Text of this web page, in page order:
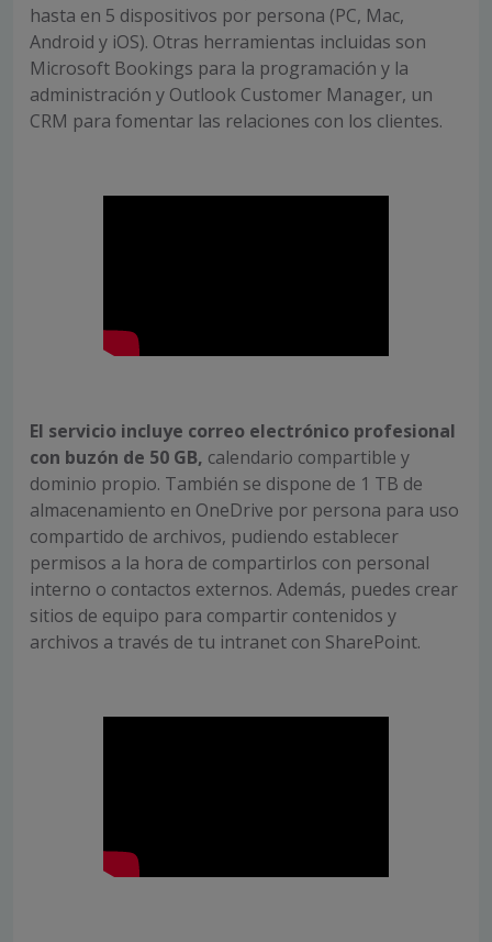
hasta en 5 dispositivos por persona (PC, Mac,
Android y iOS). Otras herramientas incluidas son
Microsoft Bookings para la programación y la
administración y Outlook Customer Manager, un
CRM para fomentar las relaciones con los clientes.
El servicio incluye correo electrónico profesional
con buzón de 50 GB, calendario compartible y
dominio propio. También se dispone de 1 TB de
almacenamiento en OneDrive por persona para uso
compartido de archivos, pudiendo establecer
permisos a la hora de compartirlos con personal
interno o contactos externos. Además, puedes crear
sitios de equipo para compartir contenidos y
archivos a través de tu intranet con SharePoint.